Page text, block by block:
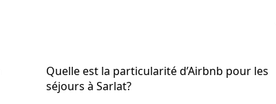
Quelle est la particularité d’Airbnb pour les
séjours à Sarlat?